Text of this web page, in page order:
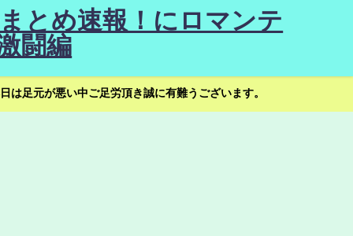
とめ速報！にロマンテ
闘編
足元が悪い中ご足労頂き誠に有難うございます。